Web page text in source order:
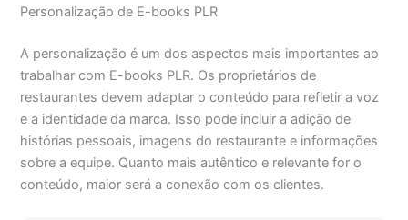
Personalização de E-books PLR
A personalização é um dos aspectos mais importantes ao
trabalhar com E-books PLR. Os proprietários de
restaurantes devem adaptar o conteúdo para refletir a voz
e a identidade da marca. Isso pode incluir a adição de
histórias pessoais, imagens do restaurante e informações
sobre a equipe. Quanto mais autêntico e relevante for o
conteúdo, maior será a conexão com os clientes.